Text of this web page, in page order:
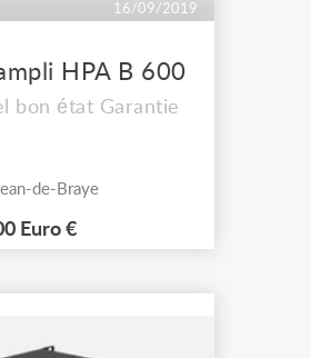
16/09/2019
HPA B 600
bon état Garantie
de-Braye
Euro €